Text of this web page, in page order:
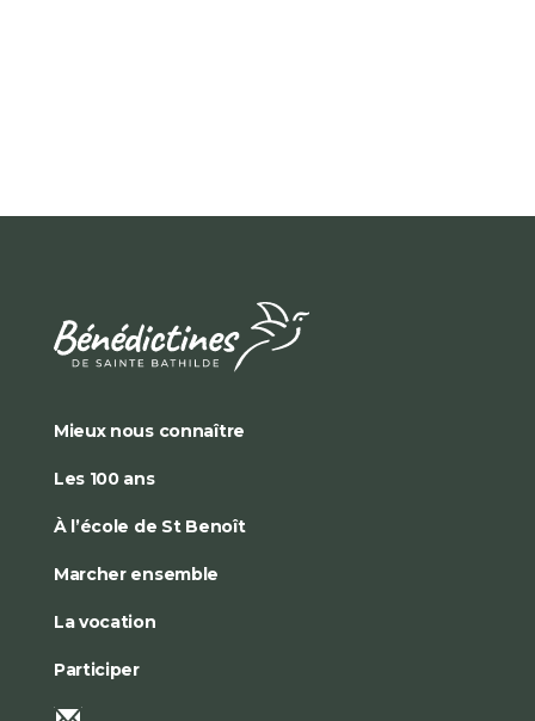
Mieux nous connaître
Les 100 ans
À l’école de St Benoît
Marcher ensemble
La vocation
Participer